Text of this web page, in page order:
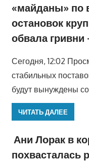
«майданы» по
остановок
обвала гривни
Сегодня, 12:02
стабильных
будут вынуждены
ЧИТАТЬ ДАЛЕЕ
Ани Лорак в
похвасталась